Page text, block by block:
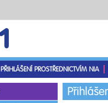
PŘIHLÁŠENÍ PROSTŘEDNICTVÍM NIA